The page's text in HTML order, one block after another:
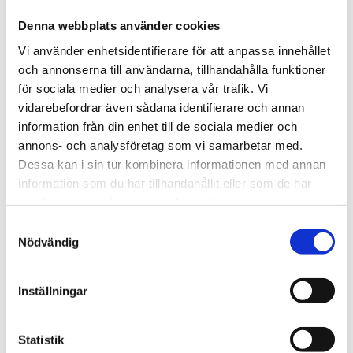
Denna webbplats använder cookies
Vi använder enhetsidentifierare för att anpassa innehållet
och annonserna till användarna, tillhandahålla funktioner
för sociala medier och analysera vår trafik. Vi
vidarebefordrar även sådana identifierare och annan
information från din enhet till de sociala medier och
annons- och analysföretag som vi samarbetar med.
Dessa kan i sin tur kombinera informationen med annan
information som du har tillhandahållit eller som de har
Nödvändig
Inställningar
Statistik
Svart
11148
1 187,5kr
KÖP
Svart
4977
1 968,75kr
KÖP
Lägg till i favoriter Lägg till i favoriter